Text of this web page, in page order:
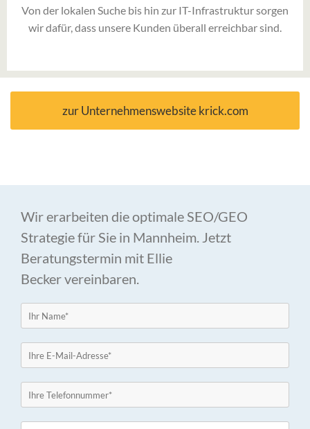
Von der lokalen Suche bis hin zur IT-Infrastruktur sorgen
wir dafür, dass unsere Kunden überall erreichbar sind.
zur Unternehmenswebsite krick.com
Wir erarbeiten die optimale SEO/GEO
Strategie für Sie in Mannheim. Jetzt
Beratungstermin mit Ellie
Becker vereinbaren.